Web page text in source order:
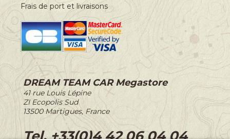
Frais de port et livraisons
DREAM TEAM CAR Megastore
-41 rue Louis Lépine
-
ZI Ecopolis Sud
-13500 Martigues, France